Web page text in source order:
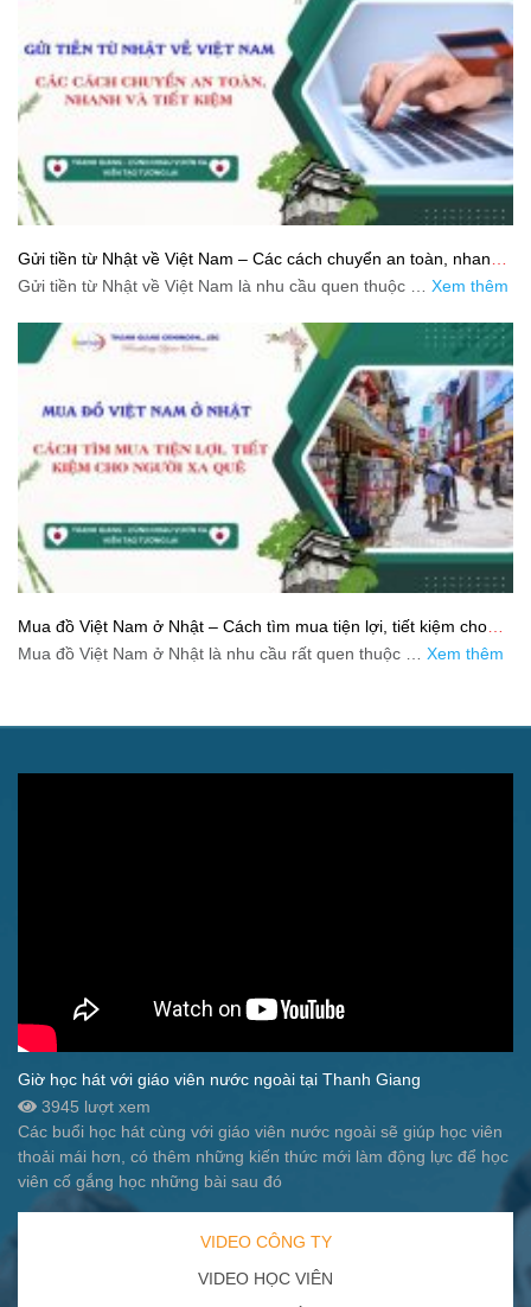
Gửi tiền từ Nhật về Việt Nam – Các cách chuyển an toàn, nhanh
và tiết kiệm
Gửi tiền từ Nhật về Việt Nam là nhu cầu quen thuộc … Xem thêm
Mua đồ Việt Nam ở Nhật – Cách tìm mua tiện lợi, tiết kiệm cho
người xa quê
Mua đồ Việt Nam ở Nhật là nhu cầu rất quen thuộc … Xem thêm
Giờ học hát với giáo viên nước ngoài tại Thanh Giang
3945 lượt xem
Các buổi học hát cùng với giáo viên nước ngoài sẽ giúp học viên
thoải mái hơn, có thêm những kiến thức mới làm động lực để học
viên cố gắng học những bài sau đó
VIDEO CÔNG TY
VIDEO HỌC VIÊN